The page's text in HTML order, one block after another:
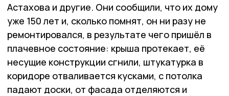
Астахова и другие. Они сообщили, что их дому
уже 150 лет и, сколько помнят, он ни разу не
ремонтировался, в результате чего пришёл в
плачевное состояние: крыша протекает, её
несущие конструкции сгнили, штукатурка в
коридоре отваливается кусками, с потолка
падают доски, от фасада отделяются и